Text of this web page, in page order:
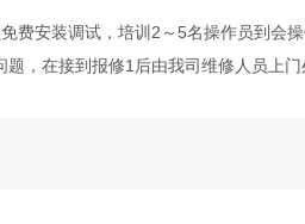
费安装调试，培训2～5名操作员到会操
，在接到报修1后由我司维修人员上门